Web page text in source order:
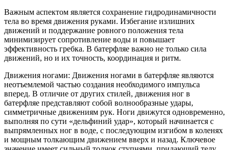
Важным аспектом является сохранение гидродинамичности
тела во время движения руками. Избегание излишних
движений и поддержание ровного положения тела
минимизирует сопротивление воды и повышает
эффективность гребка. В батерфляе важно не только сила
движений, но и их точность, координация и ритм.
Движения ногами: Движения ногами в батерфляе являются
неотъемлемой частью создания необходимого импульса
вперед. В отличие от других стилей, движения ног в
батерфляе представляют собой волнообразные удары,
симметричные движениям рук. Ноги движутся одновременно,
выполняя по сути «дельфиний удар», который начинается с
выпрямленных ног в воде, с последующим изгибом в коленях
и мощным толкающим движением вверх и назад. Ключевое